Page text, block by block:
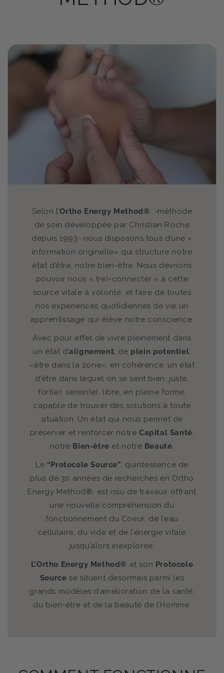
Selon l’Ortho Energy Method®, -méthode
de soin développée par Christian Roche
depuis 1993- nous disposons tous d’une «
information originelle» qui structure notre
état d’être, notre bien-être. Nous devrions
pouvoir nous « (re)-connecter » à cette
source vitale à volonté, et faire de toutes
nos expériences quotidiennes de vie un
apprentissage qui élève notre conscience.
Avec pour effet de vivre pleinement dans
un état d’alignement, de plein potentiel,
«être dans la zone», en cohérence, un état
d’être dans lequel on se sent bien, juste,
fort(e), serein(e), libre, en pleine forme,
capable de trouver des solutions à toute
situation. Un état qui nous permet de
préserver et renforcer notre Capital Santé,
notre Bien-être et notre Beauté.
Le “Protocole Source”, quintessence de
plus de 30 années de recherches en Ortho
Energy Method®, est issu de travaux offrant
une nouvelle compréhension du
fonctionnement du Coeur, de l’eau
cellulaire, du vide et de l’énergie vitale
jusqu’alors inexplorée.
L’Ortho Energy Method® et son Protocole
Source se situent desormais parmi les
grands modèles d’amélioration de la santé,
du bien-être et de la beauté de l’Homme.